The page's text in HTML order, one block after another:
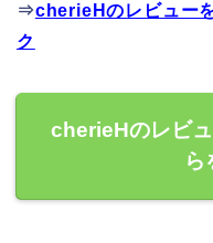
⇒cherieHのレビュー
ク
cherieHのレビ
ら